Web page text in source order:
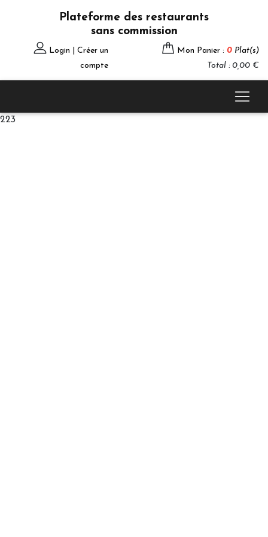
Plateforme des restaurants
sans commission
Login | Créer un
compte
Mon Panier : 0 Plat(s)
Total : 0,00 €
223